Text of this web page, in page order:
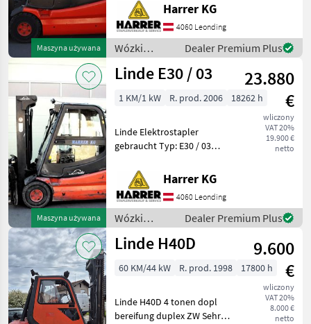
Maszyna używana
2600 mm - Vollkabine inkl.
Heizung - Hubhöhe: 5950
Harrer KG
4060 Leonding
Wózki
widłowe i
technika
/ Linde
Dealer Premium Plus
Maszyna używana
Linde E30 / 03
23.880
€
wliczony
VAT 20%
19.900 €
netto
1 KM/1 kW R. prod. 2006 18262 h
Linde Elektrostapler
gebraucht Typ: E30 / 03
Triplex Mast - Bauhöhe:
2200 mm - Vollkabine inkl.
Heizung - Hubhöhe: 4705
mm
Harrer KG
4060 Leonding
Wózki
widłowe i
technika
/ Linde
Dealer Premium Plus
Linde H40D
9.600
€
wliczony
VAT 20%
8.000 €
netto
60 KM/44 kW R. prod. 1998 17800 h
Linde H40D 4 tonen dopl
bereifung duplex ZW Sehr